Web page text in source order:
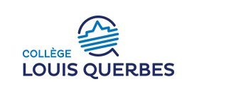
navigation